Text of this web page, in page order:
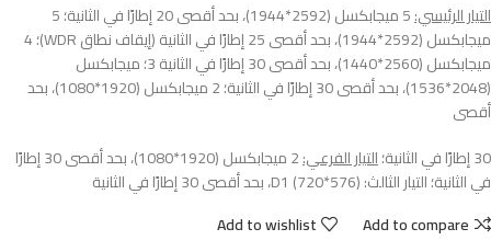
التيار الرئيسي:
5 ميجابكسل (2592*1944)، بحد أقصى 20 إطارًا في الثانية؛ 5
ميجابكسل (2592*1944)، بحد أقصى 25 إطارًا في الثانية (إيقاف نطاق WDR)؛ 4
ميجابكسل (2560*1440)، بحد أقصى 30 إطارًا في الثانية 3؛ ميجابكسل
(2048*1536)، بحد أقصى 30 إطارًا في الثانية؛ 2 ميجابكسل (1920*1080)، بحد
أقصى
30 إطارًا في الثانية؛
التيار الفرعي:
2 ميجابكسل (1920*1080)، بحد أقصى 30 إطارًا
في الثانية؛ التيار الثالث: D1 (720*576)، بحد أقصى 30 إطارًا في الثانية
Add to compare
Add to wishlist